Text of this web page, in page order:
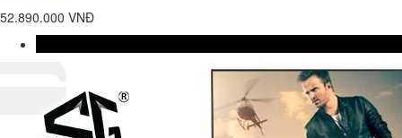
52.890.000 VNĐ